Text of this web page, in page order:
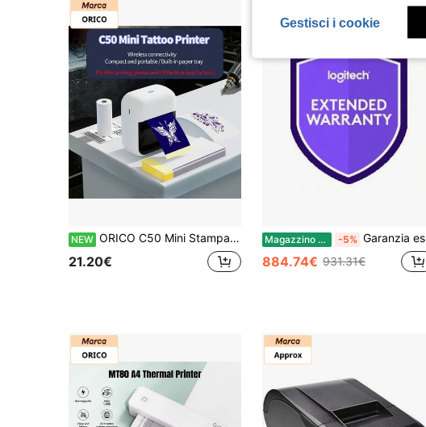
NEW ORICO C50 Mini Stampante per Tatuaggi senza fili, Compatibile con Smartphone e Tablet, Dispositivo di Stampa Termica Compatto per Tatuaggi, Adatto per Professionisti e Principianti, Mini Stampante Termica, Progettata per Piccoli Tatuaggi, Applicabile per Tatuaggi ed Etichette, Include 10/30/60/110 Fogli di Carta per Trasferimento Tatuaggi
21.20€
Magazzino EU -5% Garanzia estesa di tre anni Logitech per il pacchetto con Rally Bar Huddle e Tap IP 3 anno/i
884.74€ 931.31€
Gestisci i cookie